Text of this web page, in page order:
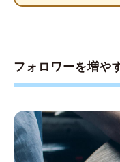
ネスの可能性に
フォロワーを増や